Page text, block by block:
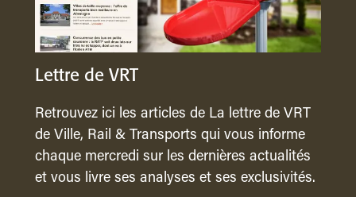
Lettre de VRT
Retrouvez ici les articles de La lettre de VRT
de Ville, Rail & Transports qui vous informe
chaque mercredi sur les dernières actualités
et vous livre ses analyses et ses exclusivités.